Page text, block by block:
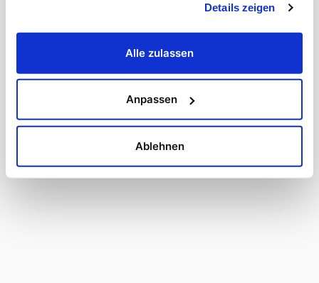
Details zeigen
Alle zulassen
Anpassen
Ablehnen